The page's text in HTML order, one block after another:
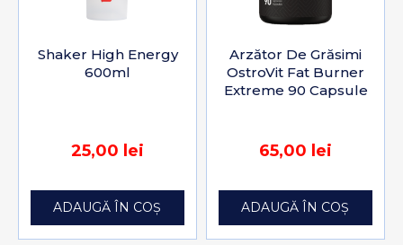
Shaker High Energy
600ml
25,00 lei
ADAUGĂ ÎN COȘ
Arzător De Grăsimi
OstroVit Fat Burner
Extreme 90 Capsule
65,00 lei
ADAUGĂ ÎN COȘ